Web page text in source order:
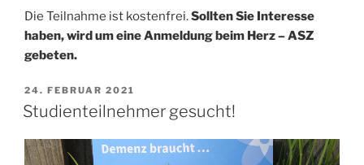
Die Teilnahme ist kostenfrei.Sollten Sie Interesse
haben, wird um eine Anmeldung beim Herz – ASZ
gebeten.
VERÖFFENTLICHT
AM
24. FEBRUAR 2021
Studienteilnehmer gesucht!